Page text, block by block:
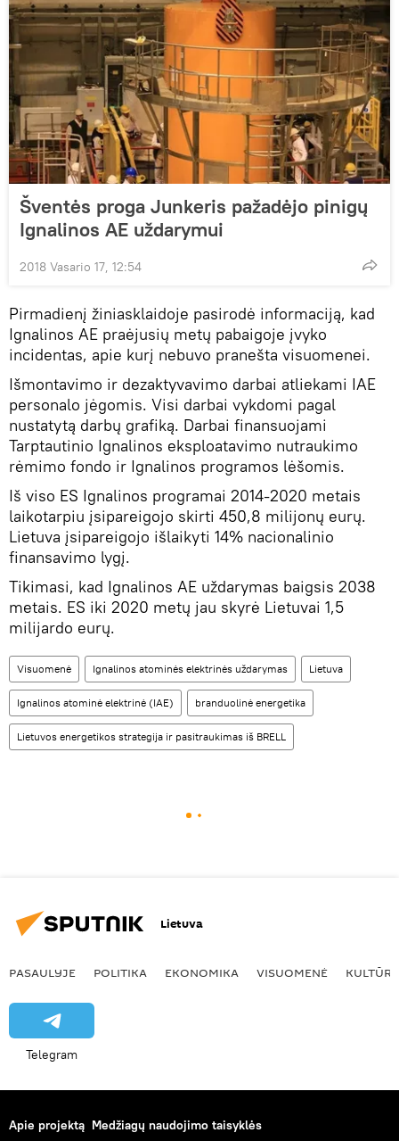
Šventės proga Junkeris pažadėjo pinigų
Ignalinos AE uždarymui
2018 Vasario 17, 12:54
Pirmadienį žiniasklaidoje pasirodė informaciją, kad
Ignalinos AE praėjusių metų pabaigoje įvyko
incidentas, apie kurį nebuvo pranešta visuomenei.
Išmontavimo ir dezaktyvavimo darbai atliekami IAE
personalo jėgomis. Visi darbai vykdomi pagal
nustatytą darbų grafiką. Darbai finansuojami
Tarptautinio Ignalinos eksploatavimo nutraukimo
rėmimo fondo ir Ignalinos programos lėšomis.
Iš viso ES Ignalinos programai 2014-2020 metais
laikotarpiu įsipareigojo skirti 450,8 milijonų eurų.
Lietuva įsipareigojo išlaikyti 14% nacionalinio
finansavimo lygį.
Tikimasi, kad Ignalinos AE uždarymas baigsis 2038
metais. ES iki 2020 metų jau skyrė Lietuvai 1,5
milijardo eurų.
Visuomenė Ignalinos atominės elektrinės uždarymas Lietuva
Ignalinos atominė elektrinė (IAE) branduolinė energetika
Lietuvos energetikos strategija ir pasitraukimas iš BRELL
Lietuva
PASAULYJE POLITIKA EKONOMIKA VISUOMENĖ KULTŪRA
Telegram
Apie projektą Medžiagų naudojimo taisyklės